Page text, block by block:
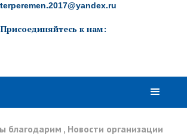
Присоединяйтесь к нам:
благодарим , Новости организации